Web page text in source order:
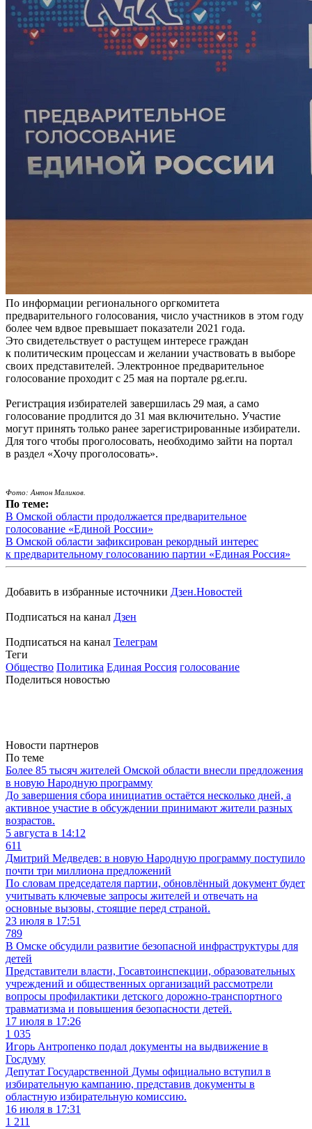
По информации регионального оргкомитета
предварительного голосования, число участников в этом году
более чем вдвое превышает показатели 2021 года.
Это свидетельствует о растущем интересе граждан
к политическим процессам и желании участвовать в выборе
своих представителей. Электронное предварительное
голосование проходит с 25 мая на портале pg.er.ru.
Регистрация избирателей завершилась 29 мая, а само
голосование продлится до 31 мая включительно. Участие
могут принять только ранее зарегистрированные избиратели.
Для того чтобы проголосовать, необходимо зайти на портал
в раздел «Хочу проголосовать».
Фото: Антон Маликов.
По теме:
В Омской области продолжается предварительное
голосование «Единой России»
В Омской области зафиксирован рекордный интерес
к предварительному голосованию партии «Единая Россия»
Добавить в избранные источники Дзен.Новостей
Подписаться на канал Дзен
Подписаться на канал Телеграм
Теги
Общество Политика Единая Россия голосование
Поделиться новостью
Новости партнеров
По теме
Более 85 тысяч жителей Омской области внесли предложения
в новую Народную программу
До завершения сбора инициатив остаётся несколько дней, а
активное участие в обсуждении принимают жители разных
возрастов.
5 августа в 14:12
611
Дмитрий Медведев: в новую Народную программу поступило
почти три миллиона предложений
По словам председателя партии, обновлённый документ будет
учитывать ключевые запросы жителей и отвечать на
основные вызовы, стоящие перед страной.
23 июля в 17:51
789
В Омске обсудили развитие безопасной инфраструктуры для
детей
Представители власти, Госавтоинспекции, образовательных
учреждений и общественных организаций рассмотрели
вопросы профилактики детского дорожно-транспортного
травматизма и повышения безопасности детей.
17 июля в 17:26
1 035
Игорь Антропенко подал документы на выдвижение в
Госдуму
Депутат Государственной Думы официально вступил в
избирательную кампанию, представив документы в
областную избирательную комиссию.
16 июля в 17:31
1 211